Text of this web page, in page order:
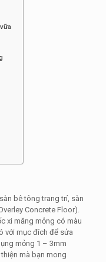
bê tông trang trí, sàn
Concrete Floor).
xi măng mỏng có màu
với mục đích để sửa
mỏng 1 – 3mm
mà bạn mong